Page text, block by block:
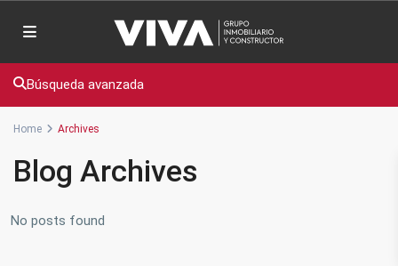
Búsqueda avanzada
Home Archives
Blog Archives
No posts found